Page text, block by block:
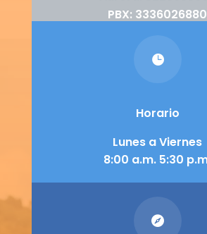
PBX: 3336026880

Horario
Lunes a Viernes
8:00 a.m. 5:30
